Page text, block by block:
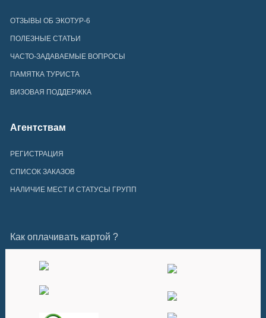
ОТЗЫВЫ ОБ ЭКОТУР-6
ПОЛЕЗНЫЕ СТАТЬИ
ЧАСТО-ЗАДАВАЕМЫЕ ВОПРОСЫ
ПАМЯТКА ТУРИСТА
ВИЗОВАЯ ПОДДЕРЖКА
Агентствам
РЕГИСТРАЦИЯ
СПИСОК ЗАКАЗОВ
НАЛИЧИЕ МЕСТ И СТАТУСЫ ГРУПП
Как оплачивать картой ?